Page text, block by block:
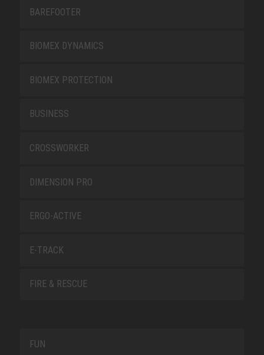
BAREFOOTER
BIOMEX DYNAMICS
BIOMEX PROTECTION
BUSINESS
CROSSWORKER
DIMENSION PRO
ERGO-ACTIVE
E-TRACK
FIRE & RESCUE
FUN